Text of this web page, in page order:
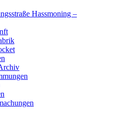
Hassmoning –